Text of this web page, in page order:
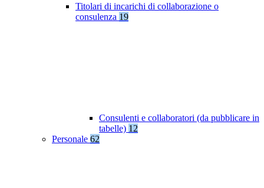
Titolari di incarichi di collaborazione o
consulenza 19
Consulenti e collaboratori (da pubblicare in
tabelle) 12
Personale 62